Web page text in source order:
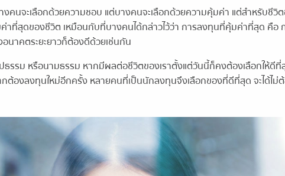
งคนจะเลือกด้วยความชอบ แต่บางคนจะเลือกด้วยความคุ้มค่า แต่สำหรับชีวิ
าที่สุดของชีวิต เหมือนกับที่บางคนได้กล่าวไว้ว่า การลงทุนที่คุ้มค่าที่สุด คือ
นาคตระยะยาวก็ต้องดีด้วยเช่นกัน
ปธรรม หรือนามธรรม หากมีผลต่อชีวิตของเราตั้งแต่วันนี้ก็คงต้องเลือกให้ดีที่
กต้องลงทุนใหม่อีกครั้ง หลายคนที่เป็นนักลงทุนจึงเลือกของที่ดีที่สุด จะได้ไ